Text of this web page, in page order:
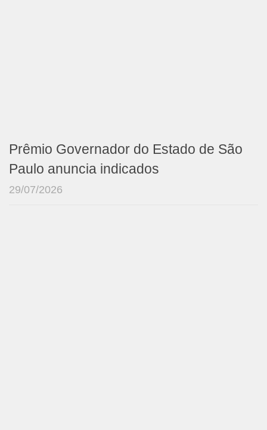
Prêmio Governador do Estado de São
Paulo anuncia indicados
29/07/2026